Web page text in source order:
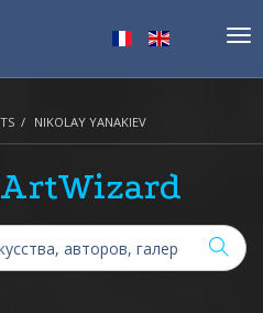
NIKOLAY YANAKIEV
ArtWizard